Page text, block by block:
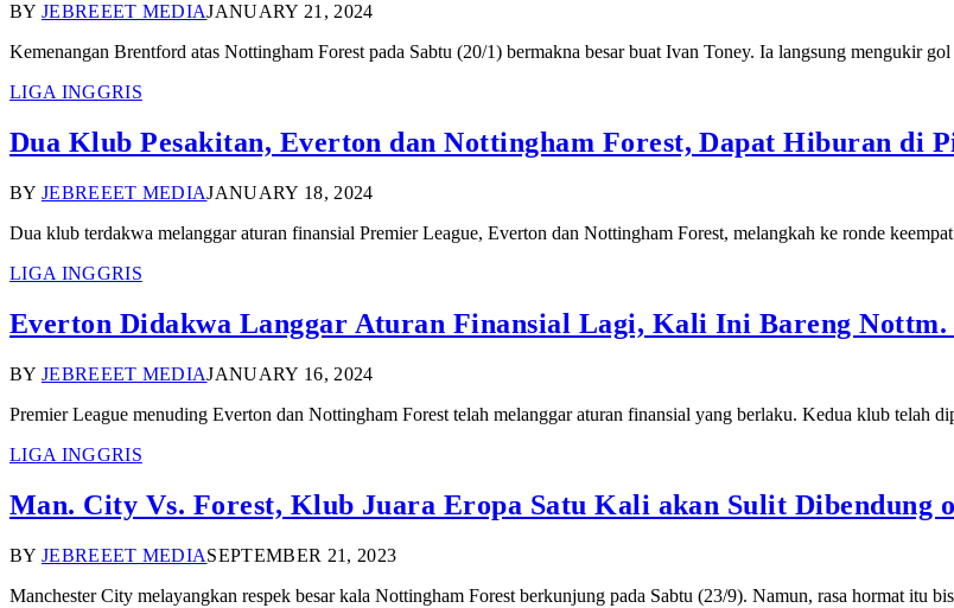
BY JEBREEET MEDIAJANUARY 21, 2024
Kemenangan Brentford atas Nottingham Forest pada Sabtu (20/1) bermakna besar buat Ivan Toney. Ia langsung mengukir
LIGA INGGRIS
Dua Klub Pesakitan, Everton dan Nottingham Forest, Dapat Hiburan di
BY JEBREEET MEDIAJANUARY 18, 2024
Dua klub terdakwa melanggar aturan finansial Premier League, Everton dan Nottingham Forest, melangkah ke ronde
LIGA INGGRIS
Everton Didakwa Langgar Aturan Finansial Lagi, Kali Ini Bareng
BY JEBREEET MEDIAJANUARY 16, 2024
Premier League menuding Everton dan Nottingham Forest telah melanggar aturan finansial yang berlaku. Kedua klub telah
LIGA INGGRIS
Man. City Vs. Forest, Klub Juara Eropa Satu Kali akan Sulit Dibendung
BY JEBREEET MEDIASEPTEMBER 21, 2023
Manchester City melayangkan respek besar kala Nottingham Forest berkunjung pada Sabtu (23/9). Namun, rasa hormat itu